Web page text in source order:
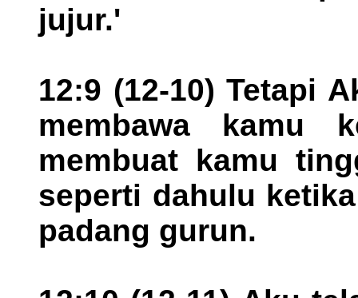
jujur.'
12:9 (12-10) Tetapi
membawa kamu
membuat kamu
seperti dahulu
padang gurun.